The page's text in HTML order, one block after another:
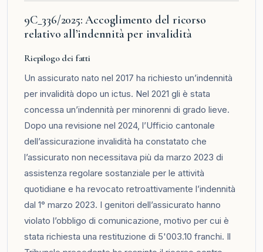
9C_336/2025: Accoglimento del ricorso
relativo all’indennità per invalidità
Riepilogo dei fatti
Un assicurato nato nel 2017 ha richiesto un’indennità
per invalidità dopo un ictus. Nel 2021 gli è stata
concessa un’indennità per minorenni di grado lieve.
Dopo una revisione nel 2024, l’Ufficio cantonale
dell’assicurazione invalidità ha constatato che
l’assicurato non necessitava più da marzo 2023 di
assistenza regolare sostanziale per le attività
quotidiane e ha revocato retroattivamente l’indennità
dal 1° marzo 2023. I genitori dell’assicurato hanno
violato l’obbligo di comunicazione, motivo per cui è
stata richiesta una restituzione di 5'003.10 franchi. Il